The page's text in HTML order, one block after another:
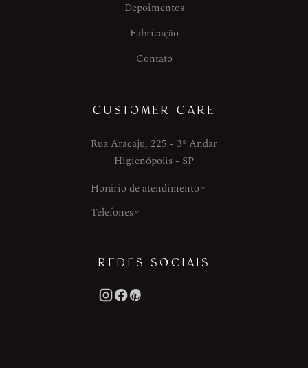
Depoimentos
Fabricação
Contato
CUSTOMER CARE
Rua Aracaju, 225 - 3º Andar
Higienópolis - SP
Horário de atendimento
Telefones
REDES SOCIAIS